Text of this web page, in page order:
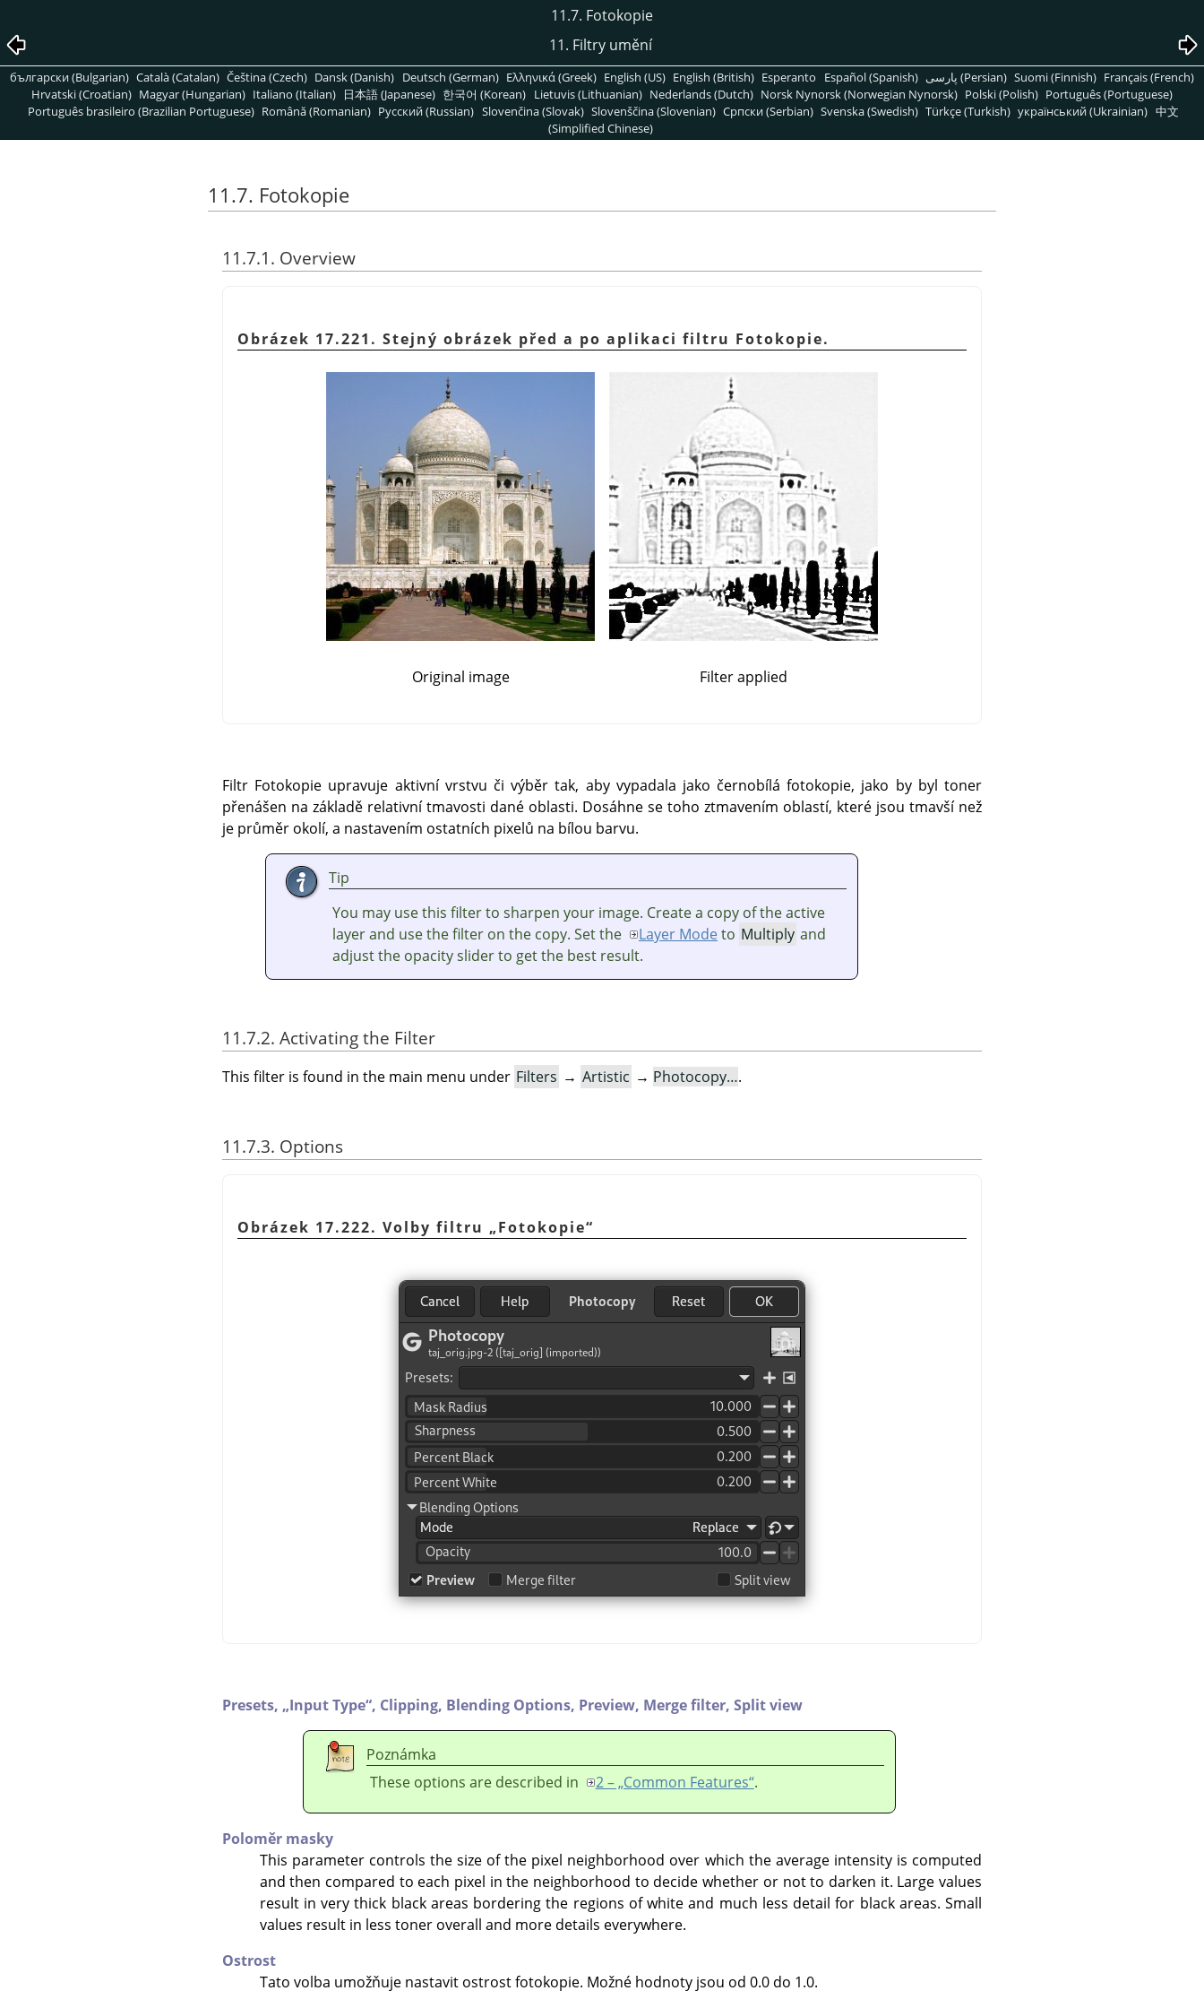
11.7. Fotokopie
11. Filtry umění
български (Bulgarian) Català (Catalan) Čeština (Czech) Dansk (Danish) Deutsch (German) Ελληνικά (Greek) English (US) English (British) Esperanto Español (Spanish) پارسی (Persian) Suomi (Finnish) Français (French)
Hrvatski (Croatian) Magyar (Hungarian) Italiano (Italian) 日本語 (Japanese) 한국어 (Korean) Lietuvis (Lithuanian) Nederlands (Dutch) Norsk Nynorsk (Norwegian Nynorsk) Polski (Polish) Português (Portuguese)
Português brasileiro (Brazilian Portuguese) Română (Romanian) Pусский (Russian) Slovenčina (Slovak) Slovenščina (Slovenian) Српски (Serbian) Svenska (Swedish) Türkçe (Turkish) український (Ukrainian) 中文
(Simplified Chinese)
11.7. Fotokopie
11.7.1. Overview
Obrázek 17.221. Stejný obrázek před a po aplikaci filtru Fotokopie.
Original image Filter applied
Filtr Fotokopie upravuje aktivní vrstvu či výběr tak, aby vypadala jako černobílá fotokopie, jako by byl toner
přenášen na základě relativní tmavosti dané oblasti. Dosáhne se toho ztmavením oblastí, které jsou tmavší než
je průměr okolí, a nastavením ostatních pixelů na bílou barvu.
Tip
You may use this filter to sharpen your image. Create a copy of the active
layer and use the filter on the copy. Set the
Layer Mode to Multiply and
adjust the opacity slider to get the best result.
11.7.2. Activating the Filter
This filter is found in the main menu under Filters → Artistic → Photocopy….
11.7.3. Options
Obrázek 17.222. Volby filtru „Fotokopie“
Presets, „Input Type“, Clipping, Blending Options, Preview, Merge filter, Split view
Poznámka
These options are described in
2 – „Common Features“.
Poloměr masky
This parameter controls the size of the pixel neighborhood over which the average intensity is computed
and then compared to each pixel in the neighborhood to decide whether or not to darken it. Large values
result in very thick black areas bordering the regions of white and much less detail for black areas. Small
values result in less toner overall and more details everywhere.
Ostrost
Tato volba umožňuje nastavit ostrost fotokopie. Možné hodnoty jsou od 0.0 do 1.0.